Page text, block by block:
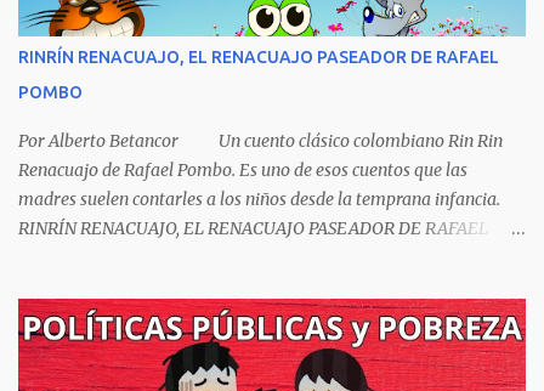
RINRÍN RENACUAJO, EL RENACUAJO PASEADOR DE RAFAEL
POMBO
Por Alberto Betancor Un cuento clásico colombiano Rin Rin
Renacuajo de Rafael Pombo. Es uno de esos cuentos que las
madres suelen contarles a los niños desde la temprana infancia.
RINRÍN RENACUAJO, EL RENACUAJO PASEADOR DE RAFAEL
Sombrero encintado y chupa de boda. -¡Muchacho, no salgas!- le
grita mamá pero él hace un gesto y orondo se va. Halló en el
camino, a un ratón vecino Y le dijo: -¡amigo!- venga usted conmigo,